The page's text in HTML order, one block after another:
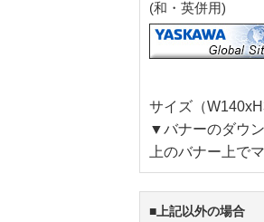
(和・英併用)
サイズ（
▼バナーのダウ
上のバナー上で
■上記以外の場合